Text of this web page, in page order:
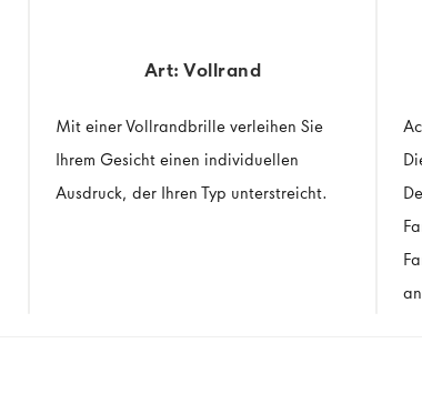
Art: Vollrand
Mit einer Vollrandbrille verleihen Sie
Ihrem Gesicht einen individuellen
Ausdruck, der Ihren Typ unterstreicht.